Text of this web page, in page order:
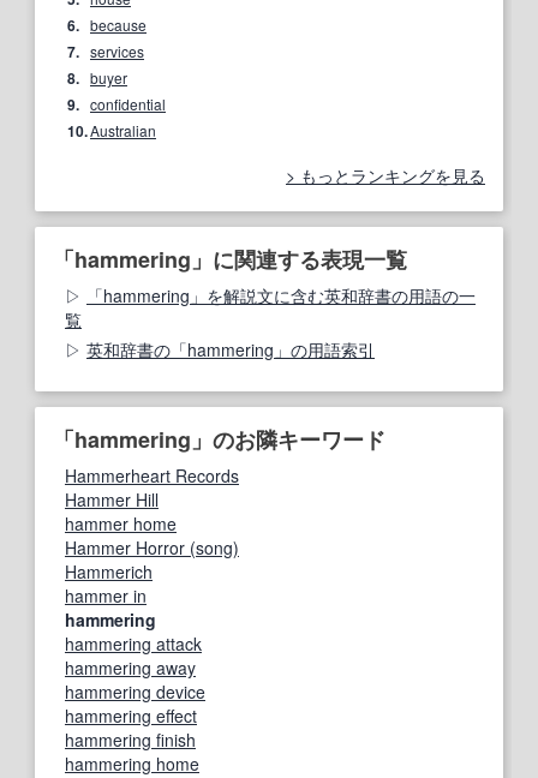
6. because
7. services
8. buyer
9. confidential
10.Australian
もっとランキングを見る
「hammering」に関連する表現一覧
「hammering」を解説文に含む英和辞書の用語の一
覧
英和辞書の「hammering」の用語索引
「hammering」のお隣キーワード
Hammerheart Records
Hammer Hill
hammer home
Hammer Horror (song)
Hammerich
hammer in
hammering
hammering attack
hammering away
hammering device
hammering effect
hammering finish
hammering home